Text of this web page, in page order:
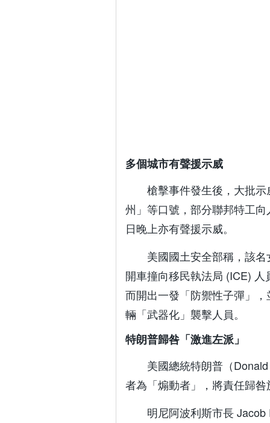
多個城市有聲援示威
槍擊事件發生後，大批
州」等口號，部分聯邦特工
日晚上亦有聲援示威。
美國國土安全部稱，該
開車撞向移民執法局 (ICE)
而開出一發「防禦性子彈」
輛「武器化」襲擊人員。
特朗普歸咎「激進左派」
美國總統特朗普（
者為「煽動者」，將責任歸
明尼阿波利斯市長